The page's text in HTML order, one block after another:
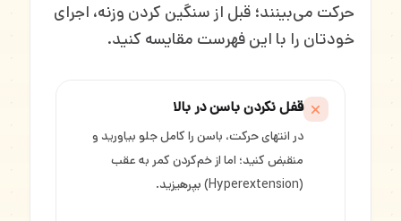
حرکت می‌بینند؛ قبل از سنگین کردن وزنه، اجرای
خودتان را با این فهرست مقایسه کنید.
قفل نکردن باسن در بالا
در انتهای حرکت، باسن را کامل جلو بیاورید و
منقبض کنید؛ اما از خم‌کردن کمر به عقب
(Hyperextension) بپرهیزید.